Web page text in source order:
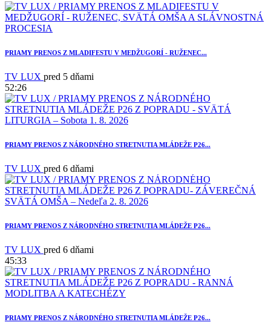
3
PRIAMY PRENOS Z MLADIFESTU V MEDŽUGORÍ - RUŽENEC...
TV LUX pred 5 dňami
52:26
PRIAMY PRENOS Z NÁRODNÉHO STRETNUTIA MLÁDEŽE P26...
TV LUX pred 6 dňami
PRIAMY PRENOS Z NÁRODNÉHO STRETNUTIA MLÁDEŽE P26...
TV LUX pred 6 dňami
45:33
PRIAMY PRENOS Z NÁRODNÉHO STRETNUTIA MLÁDEŽE P26...